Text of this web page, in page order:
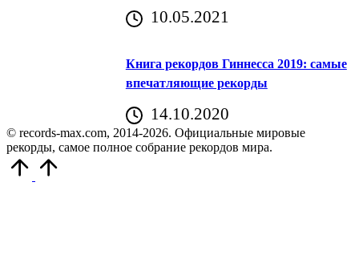
10.05.2021
Книга рекордов Гиннесса 2019: самые
впечатляющие рекорды
14.10.2020
© records-max.com, 2014-2026. Официальные мировые
рекорды, самое полное собрание рекордов мира.